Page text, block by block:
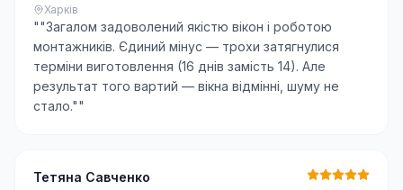
Харків
""Загалом задоволений якістю вікон і роботою
монтажників. Єдиний мінус — трохи затягнулися
терміни виготовлення (16 днів замість 14). Але
результат того вартий — вікна відмінні, шуму не
стало.""
Тетяна Савченко